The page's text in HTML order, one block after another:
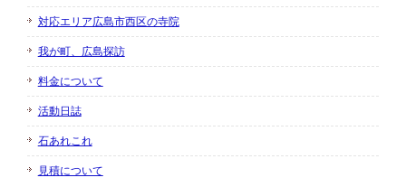
対応エリア広島市西区の寺院
我が町、広島探訪
料金について
活動日誌
石あれこれ
見積について